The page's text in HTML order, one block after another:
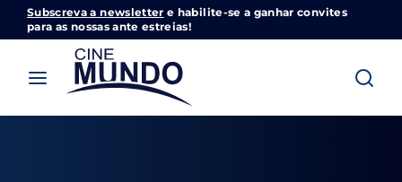
Subscreva a newsletter e habilite-se a ganhar convites
para as nossas ante estreias!
Cinemundo – Onde O Cinema Acontece
Login